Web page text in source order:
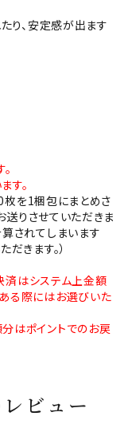
り、安定感が出ます
す。
枚を1梱包にまとめさ
送りさせていただきま
されてしまいます
きます。）
済はシステム上金額
る際にはお選びいた
はポイントでのお戻
ビュー